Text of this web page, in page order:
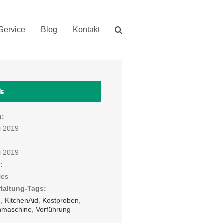
Blog Kontakt
2019
2019
Tags:
KitchenAid Kostproben
, Vorführung